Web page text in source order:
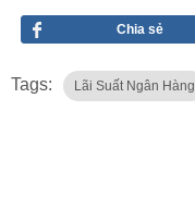
Chia sẻ
Tags: Lãi Suất Ngân Hàng